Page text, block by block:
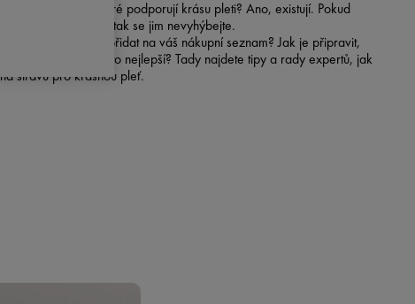
Existují potraviny, které podporují krásu pleti? Ano, existují. Pokud
chcete oslnivou pleť, tak se jim nevyhýbejte.
Jaké potraviny tedy přidat na váš nákupní seznam? Jak je připravit,
abyste z nich dostali to nejlepší? Tady najdete tipy a rady expertů, jak
na stravu pro krásnou pleť.